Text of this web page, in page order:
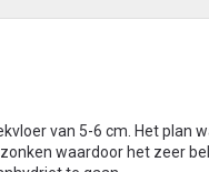
van 5-6 cm. Het plan
waardoor het zeer